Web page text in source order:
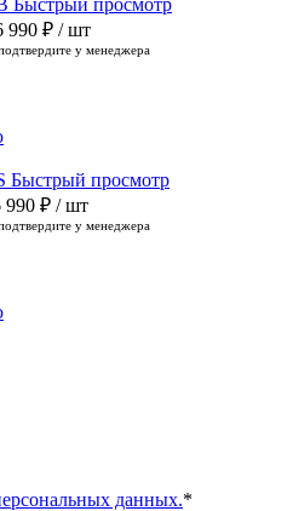
990 ₽ / шт
у менеджера
Быстрый просмотр
990 ₽ / шт
у менеджера
данных.*